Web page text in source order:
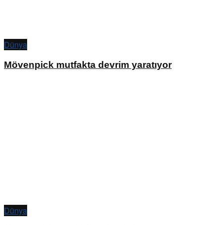
Dünya
Mövenpick mutfakta devrim yaratıyor
Dünya